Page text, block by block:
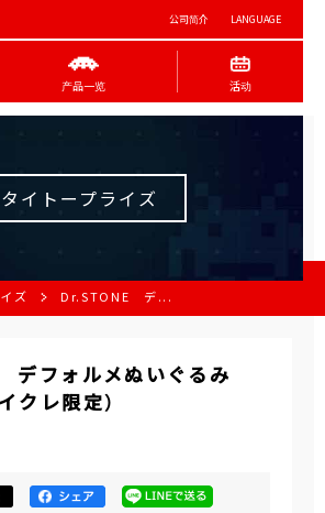
公司简介 LANGUAGE
产品一览 活动
タイトープライズ
ズ Dr.STONE デ...
フォルメぬいぐるみ
レ限定）